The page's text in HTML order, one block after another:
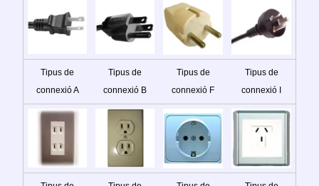
Tipus de
connexió A
Tipus de
connexió B
Tipus de
connexió F
Tipus de
connexió I